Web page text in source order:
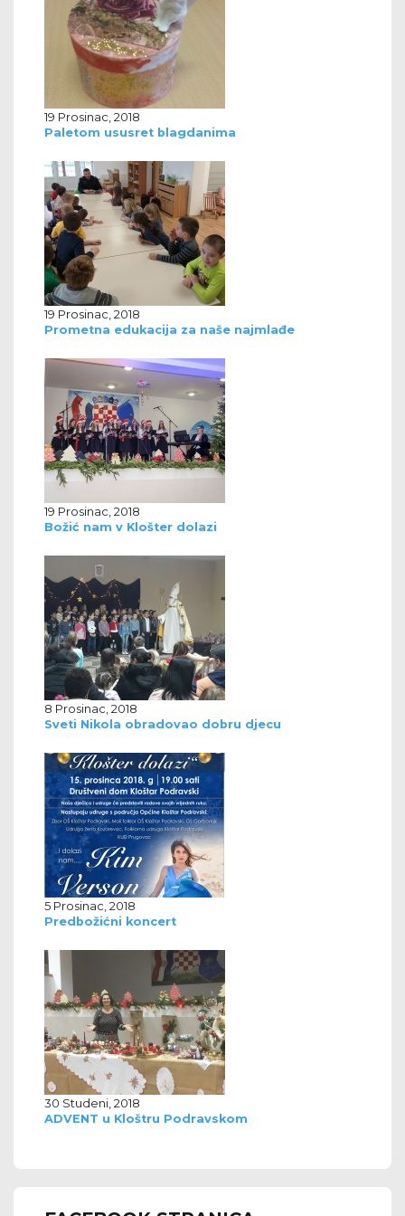
19 Prosinac, 2018
Paletom ususret blagdanima
19 Prosinac, 2018
Prometna edukacija za naše najmlađe
19 Prosinac, 2018
Božić nam v Klošter dolazi
8 Prosinac, 2018
Sveti Nikola obradovao dobru djecu
5 Prosinac, 2018
Predbožićni koncert
30 Studeni, 2018
ADVENT u Kloštru Podravskom